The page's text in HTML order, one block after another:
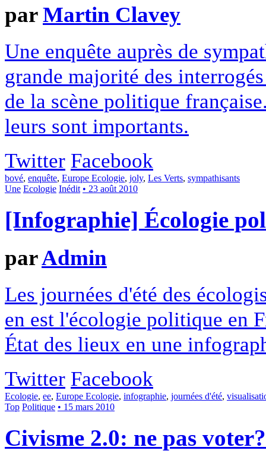
parMartin Clavey
Une enquête auprès de
grande majorité des
de la scène politique
leurs sont importants.
Twitter Facebook
bové, enquête, Europe Ecologie, joly, Les Verts, sympathisants
Une Ecologie Inédit • 23 août 2010
[Infographie] Écologie
parAdmin
Les journées d'été des
en est l'écologie politique en
État des lieux en une
Twitter Facebook
Ecologie, ee, Europe Ecologie, infographie, journées d'été,
Top Politique • 15 mars 2010
Civisme 2.0: ne pas voter?